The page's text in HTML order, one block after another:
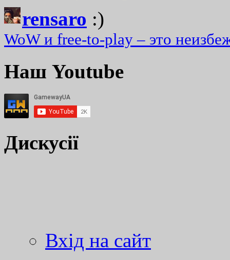
rensaro :)
WoW и free-to-play – это
Наш Youtube
Дискусії
Вхід на сайт